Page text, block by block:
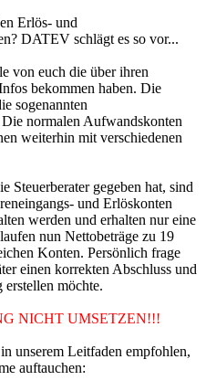
Erlös- und
DATEV schlägt es so vor...
von euch die über ihren
bekommen haben. Die
sogenannten
normalen Aufwandskonten
weiterhin mit verschiedenen
gegeben hat, sind
und Erlöskonten
werden und erhalten nur eine
nun Nettobeträge zu 19
Konten. Persönlich frage
einen korrekten Abschluss und
erstellen möchte.
NICHT UMSETZEN!!!
unserem Leitfaden empfohlen,
auftauchen: